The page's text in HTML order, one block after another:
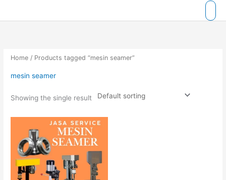
Home / Products tagged “mesin seamer”
mesin seamer
Showing the single result